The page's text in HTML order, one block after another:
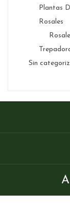
Plantas
Rosales
Sin